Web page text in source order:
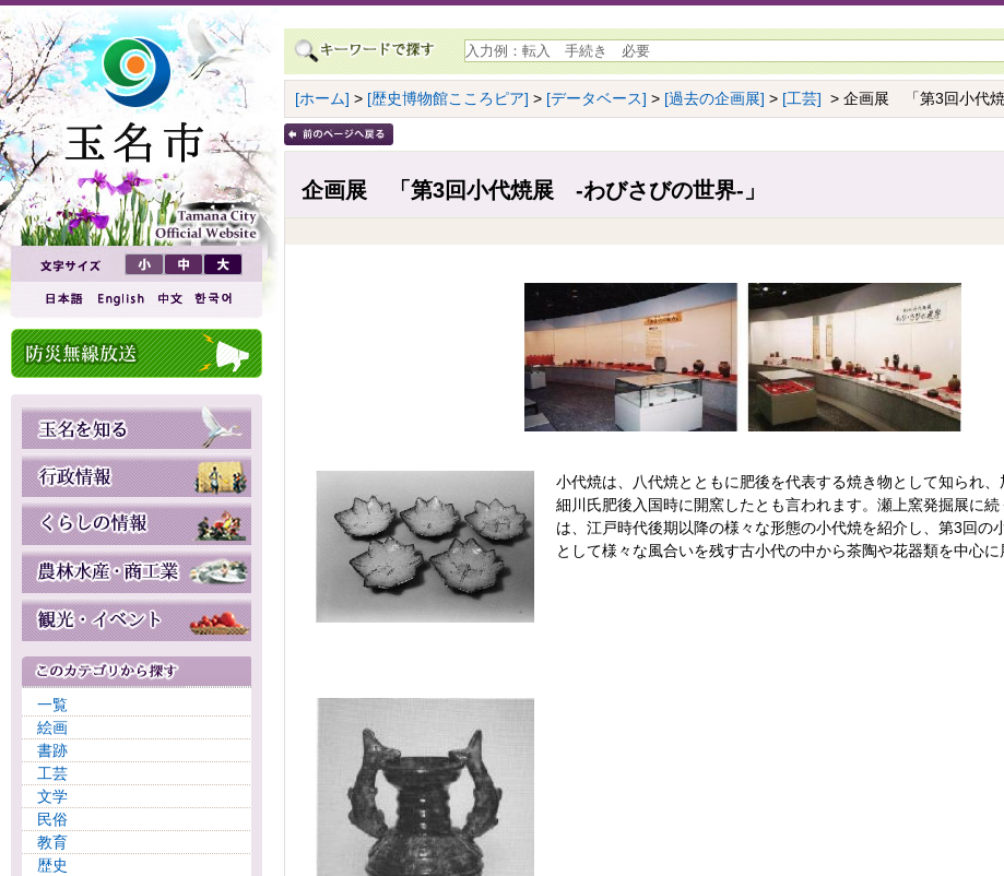
一覧
絵画
書跡
工芸
文学
民俗
教育
歴史
[ホーム] > [歴史博物館こころピア] > [データベース] > [過去の企画展] > [工芸] > 企画展 「第3回小代
企画展 「第3回小代焼展 -わびさびの世界-」
小代焼は、八代焼とともに肥後を代表する焼き物として知られ
細川氏肥後入国時に開窯したとも言われます。瀬上窯発掘展に
は、江戸時代後期以降の様々な形態の小代焼を紹介し、第3回の
として様々な風合いを残す古小代の中から茶陶や花器類を中心に